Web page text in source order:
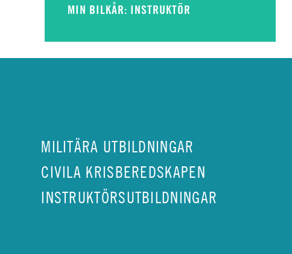
MIN BILKÅR: INSTRUKTÖR
MILITÄRA UTBILDNINGAR
CIVILA KRISBEREDSKAPEN
INSTRUKTÖRSUTBILDNINGAR